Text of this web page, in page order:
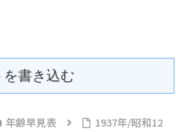
を書き込む
年齢早見表
1937年/昭和12